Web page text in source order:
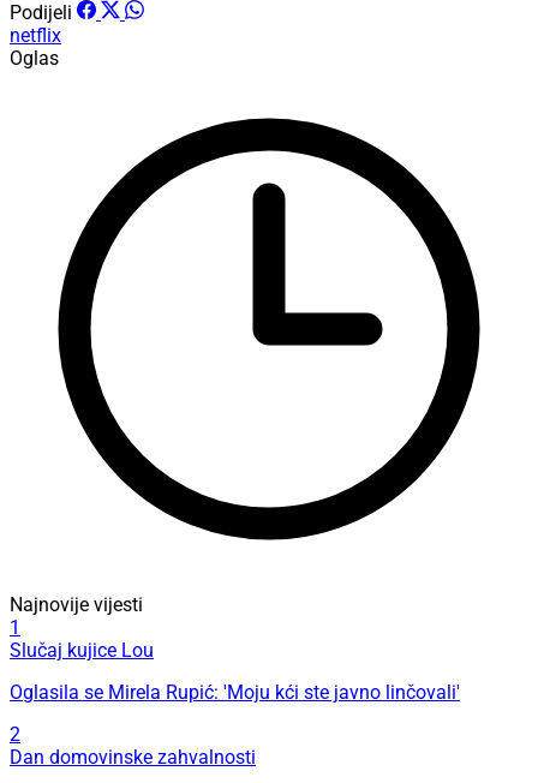
Podijeli
netflix
Oglas
Najnovije vijesti
1
Slučaj kujice Lou
Oglasila se Mirela Rupić: 'Moju kći ste javno linčovali'
2
Dan domovinske zahvalnosti